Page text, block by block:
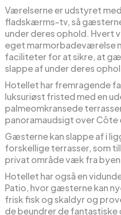
Værelserne er udstyret
fladskærms-tv, så
under deres ophold. Hvert
eget marmorbadeværelse
faciliteter for at sikre, at
slappe af under deres
Hotellet har fremragende
luksuriøst fristed med en
palmeomkransede
panoramaudsigt over Côte
Gæsterne kan slappe af i
forskellige terrasser, som
privat område væk fra
Hotellet har også en
Patio, hvor gæsterne kan
frisk fisk og skaldyr og
de beundrer de fantastiske